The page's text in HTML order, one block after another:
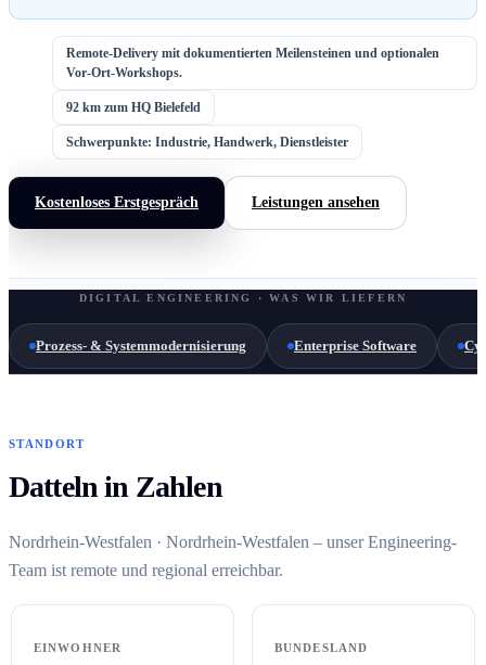
Remote-Delivery mit dokumentierten Meilensteinen und optionalen
Vor-Ort-Workshops.
92 km zum HQ Bielefeld
Schwerpunkte: Industrie, Handwerk, Dienstleister
Kostenloses Erstgespräch Leistungen ansehen
DIGITAL ENGINEERING · WAS WIR LIEFERN
Prozess- & Systemmodernisierung Enterprise Software
STANDORT
Datteln in Zahlen
Nordrhein-Westfalen · Nordrhein-Westfalen – unser Engineering-
Team ist remote und regional erreichbar.
EINWOHNER BUNDESLAND